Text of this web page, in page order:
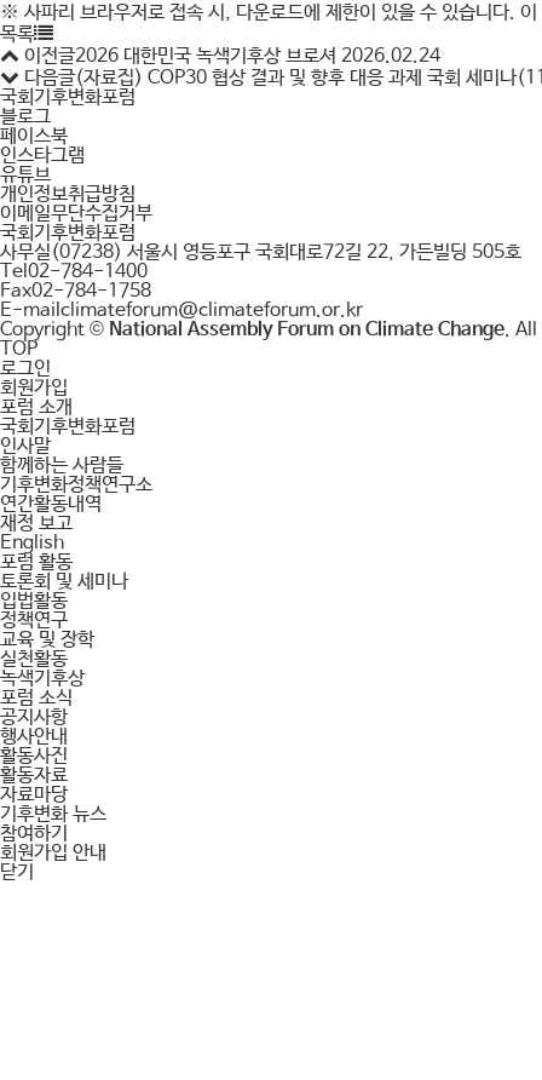
※ 사파리 브라우저로 접속 시, 다운로드에 제한이 있을 수 있습니다.
목록
이전글2026 대한민국 녹색기후상 브로셔 2026.02.24
다음글(자료집) COP30 협상 결과 및 향후 대응 과제 국회 세미나
국회기후변화포럼
블로그
페이스북
인스타그램
유튜브
개인정보취급방침
이메일무단수집거부
국회기후변화포럼
사무실(07238) 서울시 영등포구 국회대로72길 22, 가든빌딩 505호
Tel02-784-1400
Fax02-784-1758
E-mailclimateforum@climateforum.or.kr
Copyright © National Assembly Forum on Climate Change. All
TOP
로그인
회원가입
포럼 소개
국회기후변화포럼
인사말
함께하는 사람들
기후변화정책연구소
연간활동내역
재정 보고
English
포럼 활동
토론회 및 세미나
입법활동
정책연구
교육 및 장학
실천활동
녹색기후상
포럼 소식
공지사항
행사안내
활동사진
활동자료
자료마당
기후변화 뉴스
참여하기
회원가입 안내
닫기